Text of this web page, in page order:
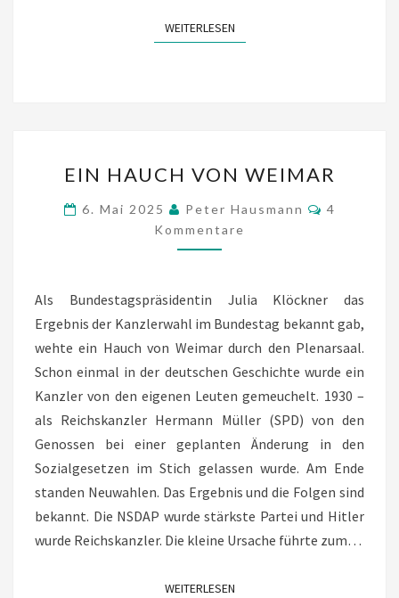
WEITERLESENWEITERLESEN
HAUCH
VON
WEIMAR
EIN HAUCH VON WEIMAR
6. Mai 2025 Peter Hausmann
4
Kommentare
Als Bundestagspräsidentin Julia Klöckner das
Ergebnis der Kanzlerwahl im Bundestag bekannt gab,
wehte ein Hauch von Weimar durch den Plenarsaal.
Schon einmal in der deutschen Geschichte wurde ein
Kanzler von den eigenen Leuten gemeuchelt. 1930 –
als Reichskanzler Hermann Müller (SPD) von den
Genossen bei einer geplanten Änderung in den
Sozialgesetzen im Stich gelassen wurde. Am Ende
standen Neuwahlen. Das Ergebnis und die Folgen sind
bekannt. Die NSDAP wurde stärkste Partei und Hitler
wurde Reichskanzler. Die kleine Ursache führte zum…
WEITERLESENWEITERLESEN